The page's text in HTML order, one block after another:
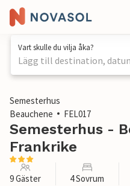
Vart skulle du vilja åka?
Lägg till destination,
1 / 26
Semesterhus
Beauchene
FEL017
Semesterhus -
Frankrike
9 Gäster 4 Sovrum